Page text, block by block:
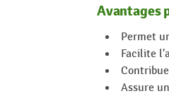
Avantages
Permet
Facilite
Assure